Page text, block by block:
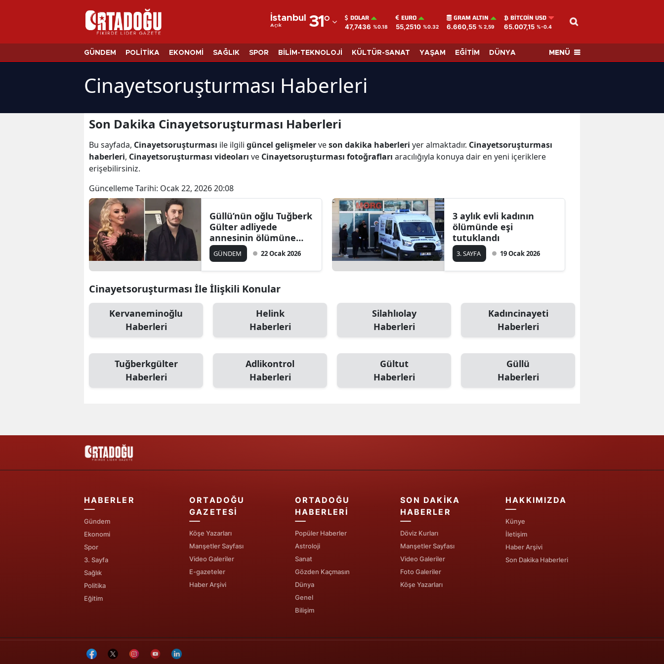
İstanbul
Açık 31°
Adana
Adıyaman
Ankara
Antalya
Balıkesir
Bilecik
Bingöl
Bitlis
Burdur
Bursa
Çanakkale
Çankırı
Diyarbakır
Erzincan
Erzurum
Eskişehir
Gaziantep
Giresun
Gümüşhane
Hatay
DOLAR
47,7436 %0.18
EURO
55,2510 %0.32
GRAM ALTIN
6.660,55 % 2,59
BITCOIN USD
65.007,15 %-0.4
GÜNDEM POLİTİKA EKONOMİ SAĞLIK SPOR BİLİM-TEKNOLOJİ KÜLTÜR-SANAT YAŞAM EĞİTİM DÜNYA MENÜ
Cinayetsoruşturması Haberleri
Son Dakika Cinayetsoruşturması Haberleri
Bu sayfada, Cinayetsoruşturması ile ilgili güncel gelişmelerveson dakika haberleri yer almaktadır. Cinayetsoruşturması
haberleri, Cinayetsoruşturması videoları ve Cinayetsoruşturması fotoğrafları aracılığıyla konuya dair en yeni içeriklere
erişebilirsiniz.
Güncelleme Tarihi: Ocak 22, 2026 20:08
Güllü’nün oğlu Tuğberk
Gülter adliyede
annesinin ölümüne
dair süreci takip etti :
'Tutuklanmasını
bekliyordum'
GÜNDEM 22 Ocak 2026
3 aylık evli kadının
ölümünde eşi
tutuklandı
3. SAYFA 19 Ocak 2026
Cinayetsoruşturması İle İlişkili Konular
Kervaneminoğlu
Haberleri
Helink
Haberleri
Silahlıolay
Haberleri
Kadıncinayeti
Haberleri
Tuğberkgülter
Haberleri
Adlikontrol
Haberleri
Gültut
Haberleri
Güllü
Haberleri
HABERLER
Gündem
Ekonomi
Spor
3. Sayfa
Sağlık
Politika
Eğitim
ORTADOĞU
GAZETESI
Köşe Yazarları
Manşetler Sayfası
Video Galeriler
E-gazeteler
Haber Arşivi
ORTADOĞU
HABERLERI
Popüler Haberler
Astroloji
Sanat
Gözden Kaçmasın
Dünya
Genel
Bilişim
SON DAKIKA
HABERLER
Döviz Kurları
Manşetler Sayfası
Video Galeriler
Foto Galeriler
Köşe Yazarları
HAKKIMIZDA
Künye
İletişim
Haber Arşivi
Son Dakika Haberleri